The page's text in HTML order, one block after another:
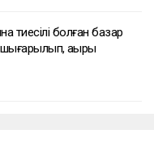
тиесілі болған базар
ақыры